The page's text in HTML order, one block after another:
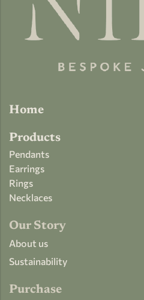
Home
Products
Pendants
Earrings
Rings
Necklaces
Our Story
About us
Sustainability
Purchase